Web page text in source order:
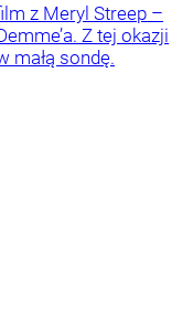
z Meryl Streep –
Z tej okazji
małą sondę.